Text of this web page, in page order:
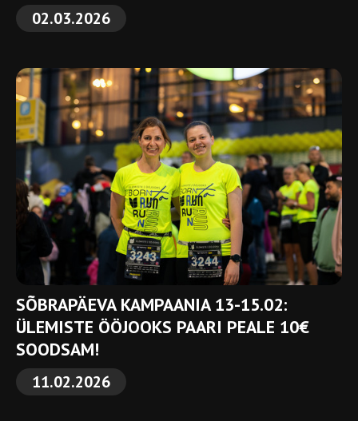
02.03.2026
SÕBRAPÄEVA KAMPAANIA 13-15.02:
ÜLEMISTE ÖÖJOOKS PAARI PEALE 10€
SOODSAM!
11.02.2026